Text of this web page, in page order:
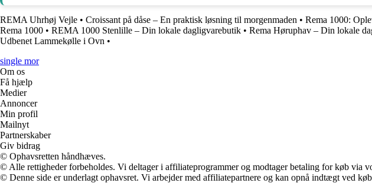
REMA Uhrhøj Vejle • Croissant på dåse – En praktisk løsning til morgenmaden • Rema 1000:
Rema 1000 • REMA 1000 Stenlille – Din lokale dagligvarebutik • Rema Høruphav – Din lokale
Udbenet Lammekølle i Ovn •
single mor
Om os
Få hjælp
Medier
Annoncer
Min profil
Mailnyt
Partnerskaber
Giv bidrag
© Ophavsretten håndhæves.
© Alle rettigheder forbeholdes. Vi deltager i affiliateprogrammer og modtager betaling for køb via
© Denne side er underlagt ophavsret. Vi arbejder med affiliatepartnere og kan opnå indtægt ved